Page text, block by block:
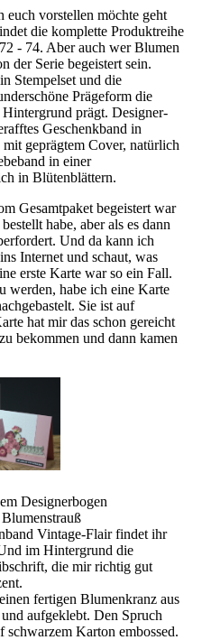
euch vorstellen möchte geht
die komplette Produktreihe
- 74. Aber auch wer Blumen
der Serie begeistert sein.
Stempelset und die
Prägeform die
prägt. Designer-
Geschenkband in
geprägtem Cover, natürlich
in einer
in Blütenblättern.
Gesamtpaket begeistert war
habe, aber als es dann
Und da kann ich
Internet und schaut, was
erste Karte war so ein Fall.
werden, habe ich eine Karte
Sie ist auf
hat mir das schon gereicht
bekommen und dann kamen
Designerbogen
Vintage-Flair findet ihr
im Hintergrund die
die mir richtig gut
fertigen Blumenkranz aus
aufgeklebt. Den Spruch
Karton embossed.